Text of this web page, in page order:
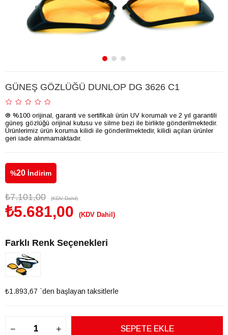
GÜNEŞ GÖZLÜĞÜ DUNLOP DG 3626 C1
® %100 orijinal, garanti ve sertifikalı ürün UV korumalı ve 2 yıl garantili
güneş gözlüğü orijinal kutusu ve silme bezi ile birlikte gönderilmektedir.
Ürünlerimiz ürün koruma kilidi ile gönderilmektedir, kilidi açılan ürünler
geri iade alınmamaktadır.
%20 İndirim
₺7.101,00 (KDV Dahil)
₺5.681,00 (KDV Dahil)
Farklı Renk Seçenekleri
₺1.893,67 `den başlayan taksitlerle